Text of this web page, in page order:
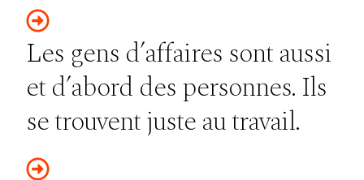
Les gens d’affaires sont aussi
et d’abord des personnes. Ils
se trouvent juste au travail.